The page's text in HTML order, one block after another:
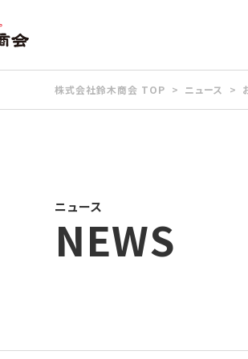
株式会社鈴木商会 TOP ニュース
ニュース
NEWS